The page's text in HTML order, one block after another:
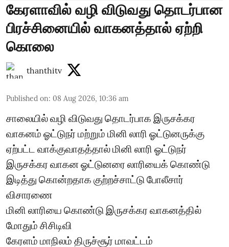
கேரளாவில் வழி விடுவது தொடர்பான
பிரச்சினையில் வாகனத்தால் ஏற்றி
கொலை
thanthitv
Published on: 08 Aug 2026, 10:36 am
சாலையில் வழி விடுவது தொடர்பாக இருசக்கர
வாகனம் ஓட்டுநர் மற்றும் மினி லாரி ஓட்டுனருக்கு
ஏற்பட்ட வாக்குவாதத்தால் மினி லாரி ஓட்டுநர்
இருசக்கர வாகன ஓட்டுனரை லாரியைக் கொண்டு
இடித்து கொன்றதாக குற்றச்சாட்டு போலீசார்
விசாரணை
மினி லாரியை கொண்டு இருசக்கர வாகனத்தில்
மோதும் சிசிடிவி
கேரளம் மாநிலம் திருச்சூர் மாவட்டம்